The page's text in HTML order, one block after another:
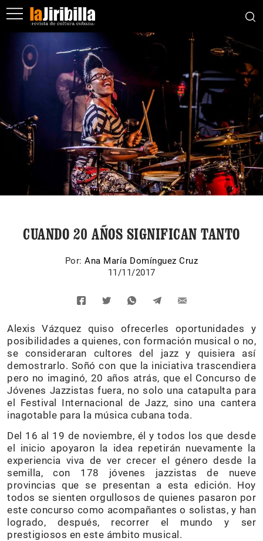
CUANDO 20 AÑOS SIGNIFICAN TANTO
Por:Ana María Domínguez Cruz
11/11/2017
Alexis Vázquez quiso ofrecerles oportunidades y
posibilidades a quienes, con formación musical o no,
se consideraran cultores del jazz y quisiera así
demostrarlo. Soñó con que la iniciativa trascendiera
pero no imaginó, 20 años atrás, que el Concurso de
Jóvenes Jazzistas fuera, no solo una catapulta para
el Festival Internacional de Jazz, sino una cantera
inagotable para la música cubana toda.
Del 16 al 19 de noviembre, él y todos los que desde
el inicio apoyaron la idea repetirán nuevamente la
experiencia viva de ver crecer el género desde la
semilla, con 178 jóvenes jazzistas de nueve
provincias que se presentan a esta edición. Hoy
todos se sienten orgullosos de quienes pasaron por
este concurso como acompañantes o solistas, y han
logrado, después, recorrer el mundo y ser
prestigiosos en este ámbito musical.